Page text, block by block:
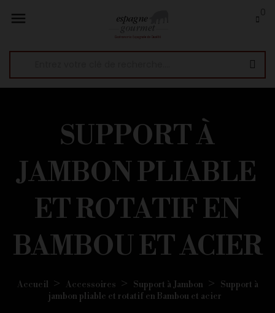

SUPPORT À
JAMBON PLIABLE
ET ROTATIF EN
BAMBOU ET ACIER
Accueil Accessoires Support à Jambon
Support à
jambon pliable et rotatif en Bambou et acier